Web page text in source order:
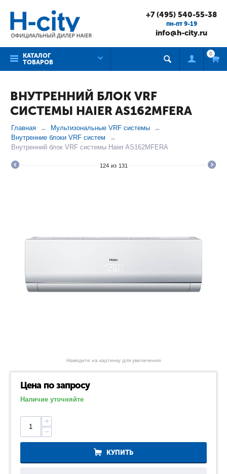
+7 (495) 540-55-38
пн-пт 9-19
info@h-city.ru
КАТАЛОГ
ТОВАРОВ
0
ВНУТРЕННИЙ БЛОК VRF
СИСТЕМЫ HAIER AS162MFERA
Главная
Мультизональные VRF системы
Внутренние блоки VRF систем
Внутренний блок VRF системы Haier AS162MFERA
124 из 131
Наведите на картинку для увеличения
Цена по запросу
Наличие уточняйте
+
−
КУПИТЬ